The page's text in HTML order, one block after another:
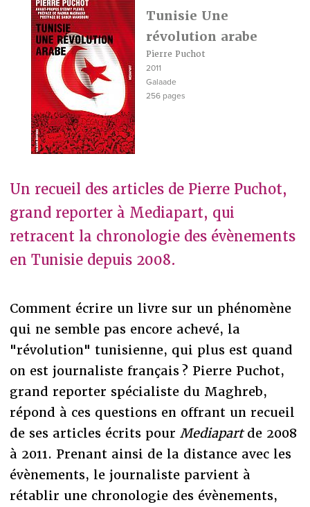
Tunisie Une
révolution arabe
Pierre Puchot
2011
Galaade
256 pages
Un recueil des articles de Pierre Puchot,
grand reporter à Mediapart, qui
retracent la chronologie des évènements
en Tunisie depuis 2008.
Comment écrire un livre sur un phénomène
qui ne semble pas encore achevé, la
"révolution" tunisienne, qui plus est quand
on est journaliste français ? Pierre Puchot,
grand reporter spécialiste du Maghreb,
répond à ces questions en offrant un recueil
de ses articles écrits pour Mediapartde 2008
à 2011. Prenant ainsi de la distance avec les
évènements, le journaliste parvient à
rétablir une chronologie des évènements,